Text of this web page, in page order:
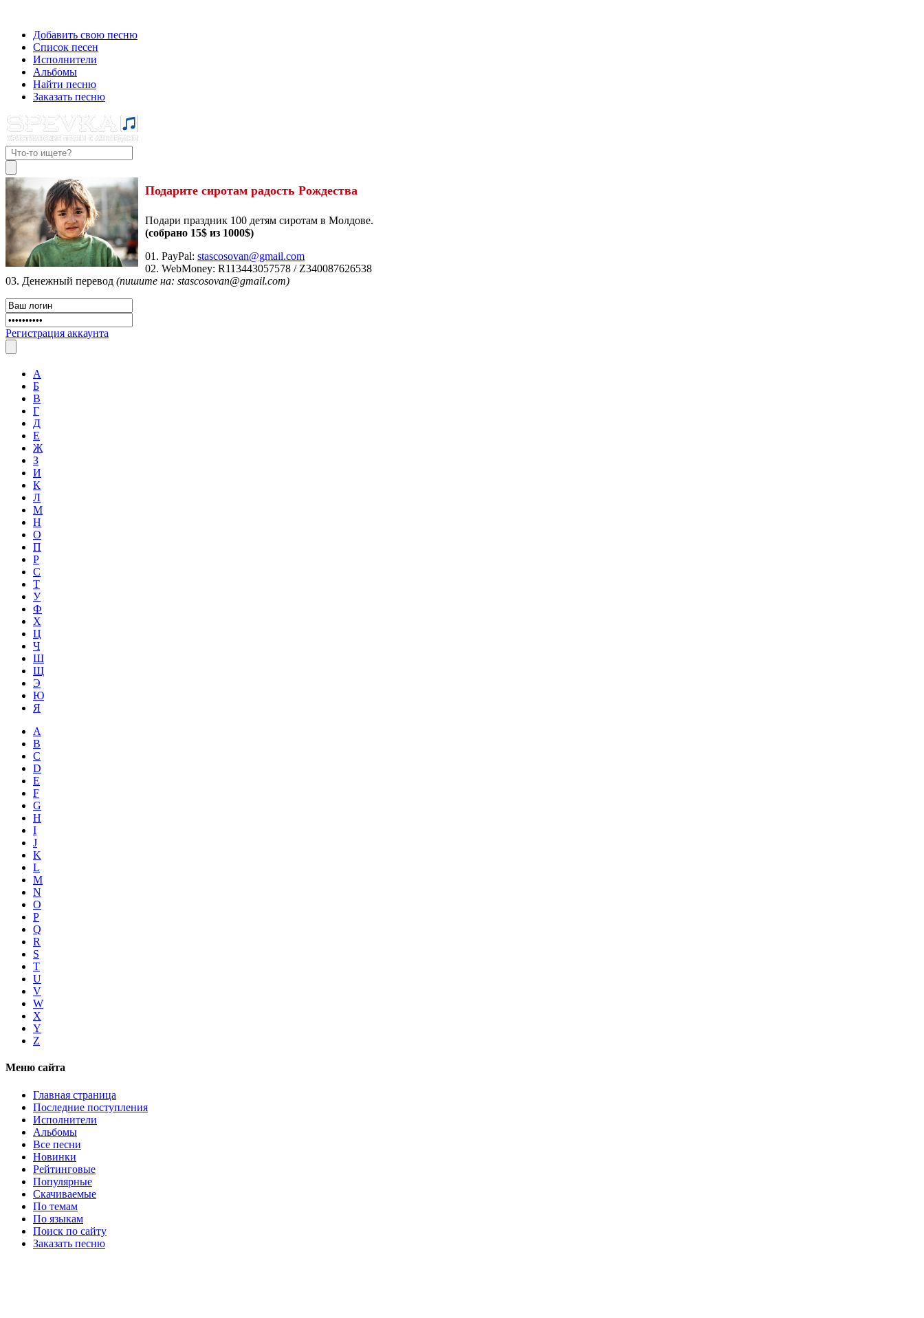
Добавить свою песню
Список песен
Исполнители
Альбомы
Найти песню
Заказать песню
Подарите сиротам радость Рождества
Подари праздник 100 детям сиротам в Молдове.
(собрано 15$ из 1000$)
01. PayPal:stascosovan@gmail.com
02. WebMoney:R113443057578 / Z340087626538
03. Денежный перевод (пишите на: stascosovan@gmail.com)
Регистрация аккаунта
А
Б
В
Г
Д
Е
Ж
З
И
К
Л
М
Н
О
П
Р
С
Т
У
Ф
Х
Ц
Ч
Ш
Щ
Э
Ю
Я
A
B
C
D
E
F
G
H
I
J
K
L
M
N
O
P
Q
R
S
T
U
V
W
X
Y
Z
Меню сайта
Главная страница
Последние поступления
Исполнители
Альбомы
Все песни
Новинки
Рейтинговые
Популярные
Скачиваемые
По темам
По языкам
Поиск по сайту
Заказать песню